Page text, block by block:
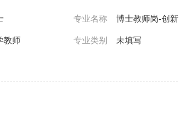
专业名称 博士教师岗-创新创业教育学院
教师 专业类别 未填写